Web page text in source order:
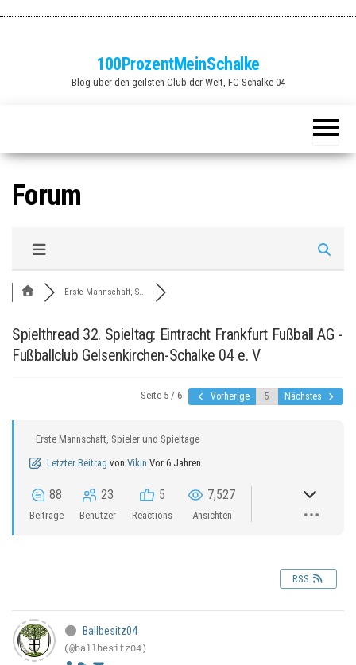
100ProzentMeinSchalke
Blog über den geilsten Club der Welt, FC Schalke 04
Forum
Erste Mannschaft, S...
Spielthread 32. Spieltag: Eintracht Frankfurt Fußball AG -
Fußballclub Gelsenkirchen-Schalke 04 e. V
Seite 5 / 6 Vorherige Nächstes
Erste Mannschaft, Spieler und Spieltage
Letzter Beitrag von Vikin Vor 6 Jahren
88
Beiträge
23
Benutzer
5
Reactions
7,527
Ansichten
RSS
Ballbesitz04
(@ballbesitz04)